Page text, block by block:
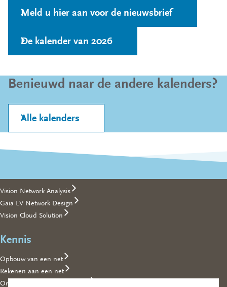
Meld u hier aan voor de nieuwsbrief
De kalender van 2026
Benieuwd naar de andere kalenders?
Alle kalenders
Vision Network Analysis
Gaia LV Network Design
Vision Cloud Solution
Kennis
Opbouw van een net
Rekenen aan een net
Ontwerpen en bedrijfsvoering